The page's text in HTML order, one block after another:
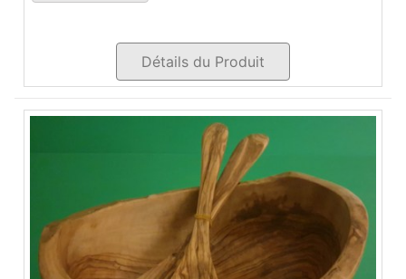
Détails du Produit